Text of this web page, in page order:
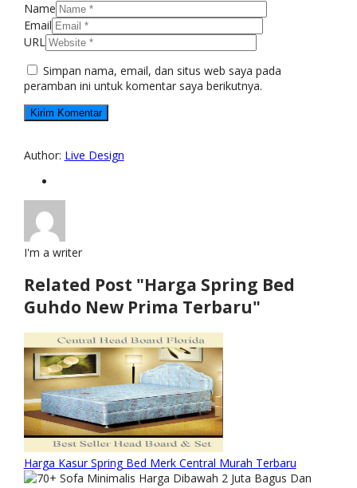
Name
Email
URL
Simpan nama, email, dan situs web saya pada
peramban ini untuk komentar saya berikutnya.
Author: Live Design
I'm a writer
Related Post "Harga Spring Bed
Guhdo New Prima Terbaru"
Harga Kasur Spring Bed Merk Central Murah Terbaru